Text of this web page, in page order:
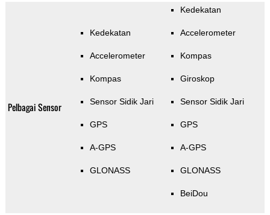
Pelbagai Sensor
Kedekatan
Accelerometer
Kompas
Sensor Sidik Jari
GPS
A-GPS
GLONASS
Kedekatan
Accelerometer
Kompas
Giroskop
Sensor Sidik Jari
GPS
A-GPS
GLONASS
BeiDou